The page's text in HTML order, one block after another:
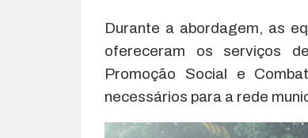
Durante a abordagem, as
ofereceram os serviços
Promoção Social e
necessários para a rede